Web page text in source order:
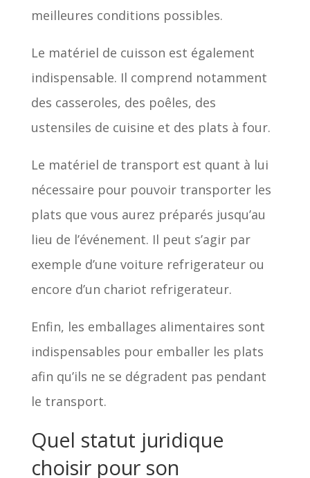
meilleures conditions possibles.
Le matériel de cuisson est également
indispensable. Il comprend notamment
des casseroles, des poêles, des
ustensiles de cuisine et des plats à four.
Le matériel de transport est quant à lui
nécessaire pour pouvoir transporter les
plats que vous aurez préparés jusqu’au
lieu de l’événement. Il peut s’agir par
exemple d’une voiture refrigerateur ou
encore d’un chariot refrigerateur.
Enfin, les emballages alimentaires sont
indispensables pour emballer les plats
afin qu’ils ne se dégradent pas pendant
le transport.
Quel statut juridique
choisir pour son